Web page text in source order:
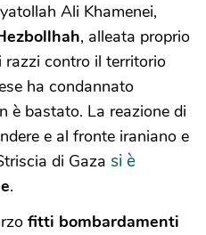
Ali Khamenei,
, alleata proprio
razzi contro il territorio
ha condannato
è bastato. La reazione di
e al fronte iraniano e
di Gaza si è
.
fitti bombardamenti